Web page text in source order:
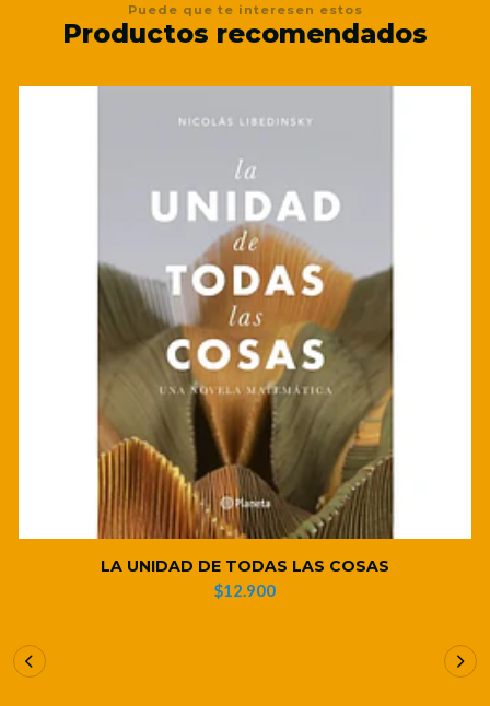
Puede que te interesen estos
Productos recomendados
LA UNIDAD DE TODAS LAS COSAS
$12.900